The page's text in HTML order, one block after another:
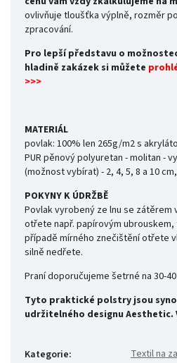
ovlivňuje tloušťka výplně, rozměr
zpracování.
Pro lepší představu o
hladině zakázek si můžete
>>>
MATERIÁL
povlak: 100% len 265g/m2 s
PUR pěnový polyuretan - molitan -
(možnost vybírat) - 2, 4, 5, 8 a 10
POKYNY K ÚDRŽBĚ
Povlak vyrobený ze lnu se zátěrem
otřete např. papírovým ubrouskem,
případě mírného znečištění otřete
silně nedřete.
Praní doporučujeme šetrné na 30-
Tyto praktické polstry jsou
udržitelného designu Aesthetic.
Kategorie:
Textil na